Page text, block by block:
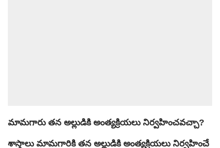
మామగారు తన అల్లుడికి అంత్యక్రియలు నిర్వహించవచ్చా?
శాస్త్రాలు మామగారికి తన అల్లుడికి అంత్యక్రియలు నిర్వహించే